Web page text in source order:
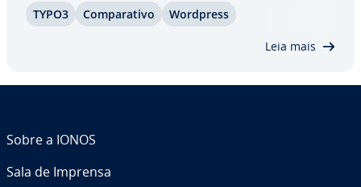
ou outro pode ser melhor para o seu site. A nossa
TYPO3 Com­pa­ra­tivo Wordpress
Leia mais
Sobre a IONOS
Sala de Imprensa